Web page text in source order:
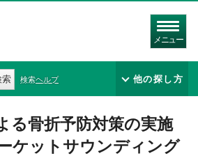
メニュー
索 検索ヘルプ 他の探し方
る骨折予防対策の実施
ケットサウンディング